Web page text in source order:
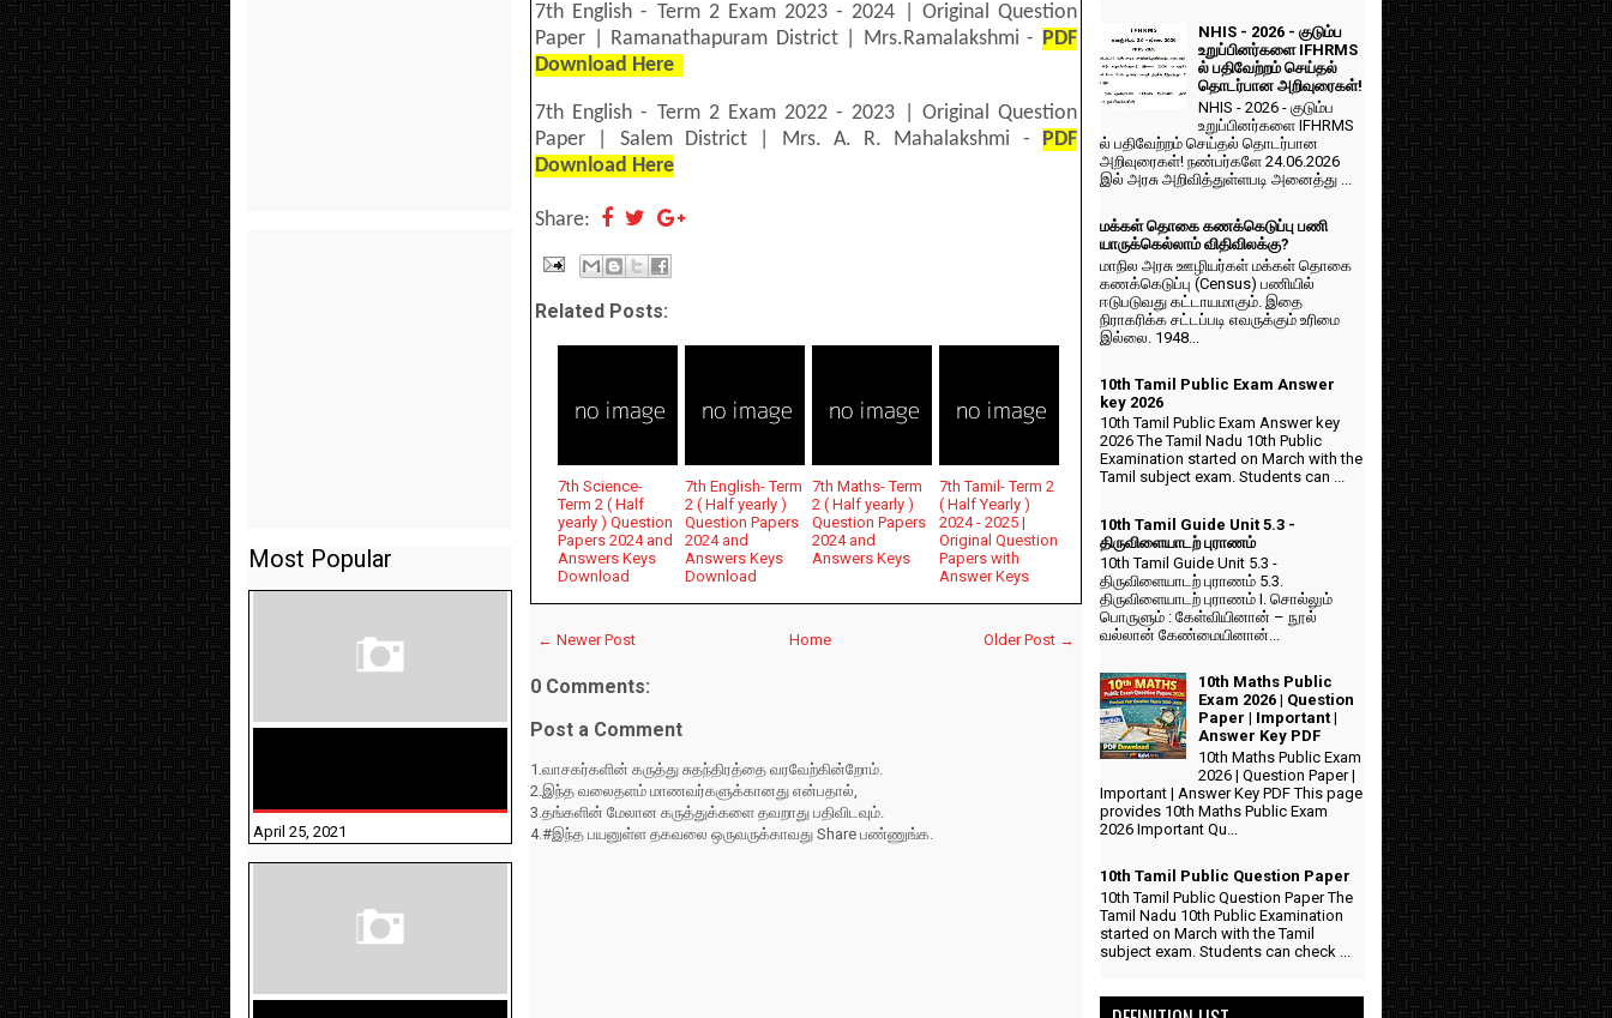
7th English - Term 2 Exam 2023 - 2024 | Original Question
Paper | Ramanathapuram District | Mrs.Ramalakshmi - PDF
Download Here
7th English - Term 2 Exam 2022 - 2023 | Original Question
Paper | Salem District | Mrs. A. R. Mahalakshmi - PDF
Download Here
Share:
Related Posts:
7th Science-
Term 2 ( Half
yearly ) Question
Papers 2024 and
Answers Keys
Download
7th English- Term
2 ( Half yearly )
Question Papers
2024 and
Answers Keys
Download
7th Maths- Term
2 ( Half yearly )
Question Papers
2024 and
Answers Keys
7th Tamil- Term 2
( Half Yearly )
2024 - 2025 |
Original Question
Papers with
Answer Keys
← Newer Post Older Post →
Home
0 Comments:
Post a Comment
1.வாசகர்களின் கருத்து சுதந்திரத்தை வரவேற்கின்றோம்.
2.இந்த வலைதளம் மாணவர்களுக்கானது என்பதால்,
3.தங்களின் மேலான கருத்துக்களை தவறாது பதிவிடவும்.
4.#இந்த பயனுள்ள தகவலை ஒருவருக்காவது Share பண்ணுங்க.
Most Popular
April 25, 2021
NHIS - 2026 - குடும்ப
உறுப்பினர்களை IFHRMS
ல் பதிவேற்றம் செய்தல்
தொடர்பான அறிவுரைகள்!
NHIS - 2026 - குடும்ப
உறுப்பினர்களை IFHRMS
ல் பதிவேற்றம் செய்தல் தொடர்பான
அறிவுரைகள்! நண்பர்களே 24.06.2026
இல் அரசு அறிவித்துள்ளபடி அனைத்து ...
மக்கள் தொகை கணக்கெடுப்பு பணி
யாருக்கெல்லாம் விதிவிலக்கு?
மாநில அரசு ஊழியர்கள் மக்கள் தொகை
கணக்கெடுப்பு (Census) பணியில்
ஈடுபடுவது கட்டாயமாகும். இதை
நிராகரிக்க சட்டப்படி எவருக்கும் உரிமை
இல்லை. 1948...
10th Tamil Public Exam Answer
key 2026
10th Tamil Public Exam Answer key
2026 The Tamil Nadu 10th Public
Examination started on March with the
Tamil subject exam. Students can ...
10th Tamil Guide Unit 5.3 -
திருவிளையாடற் புராணம்
10th Tamil Guide Unit 5.3 -
திருவிளையாடற் புராணம் 5.3.
திருவிளையாடற் புராணம் I. சொல்லும்
பொருளும் : கேள்வியினான் – நூல்
வல்லான் கேண்மையினான்...
10th Maths Public
Exam 2026 | Question
Paper | Important |
Answer Key PDF
10th Maths Public Exam
2026 | Question Paper |
Important | Answer Key PDF This page
provides 10th Maths Public Exam
2026 Important Qu...
10th Tamil Public Question Paper
10th Tamil Public Question Paper The
Tamil Nadu 10th Public Examination
started on March with the Tamil
subject exam. Students can check ...